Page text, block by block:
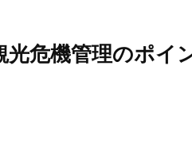
危機管理のポイ